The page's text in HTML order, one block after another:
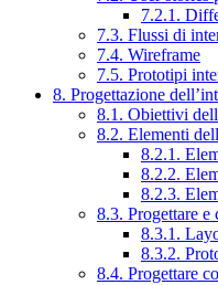
7.2.1.
7.3. Flussi di
7.4. Wireframe
7.5. Prototipi
8. Progettazione
8.1. Obiettivi
8.2. Elementi
8.2.1.
8.2.2.
8.2.3.
8.3. Progettare e
8.3.1.
8.3.2.
8.4. Progettare